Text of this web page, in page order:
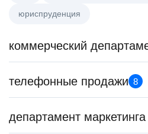
юриспруденция
коммерческий
Менеджер по работе с
HeadHunter::Коммерческий
з/п не указана
телефонные продажи 8
Менеджер по продажам в
бизнеса
департамент